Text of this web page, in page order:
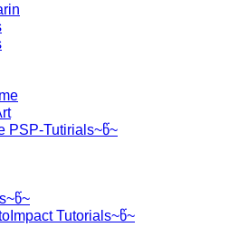
PSP-Tutirials~წ~
Tutorials~წ~